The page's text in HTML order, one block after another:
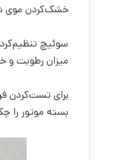
خشک‌کردن موی
سوئیچ
میزان رطوبت
برای تست‌کردن
بسته موتور را